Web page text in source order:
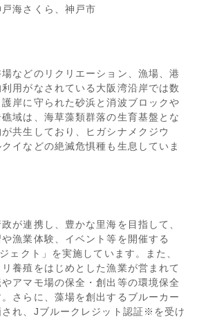
海さくら、神戸市
などのリクリエーション、漁場、港
用がなされている大阪湾沿岸では数
岸に守られた砂浜と消波ブロックや
域は、海草藻類群落の生育基盤とな
共生しており、ヒガシナメクジウ
イなどの絶滅危惧種も生息していま
が連携し、豊かな里海を目指して、
漁業体験、イベント等を開催する
ェクト」を実施しています。また、
養殖をはじめとした漁業が営まれて
アマモ場の保全・創出等の環境保全
さらに、藻場を創出するブルーカー
れ、Jブルークレジット認証※を受け